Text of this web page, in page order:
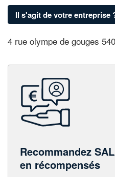
Il s'agit de votre entreprise
4 rue olympe de gouges
Recommandez
en récompensés